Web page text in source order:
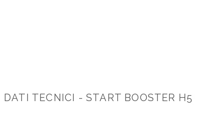
DATI TECNICI - START BOOSTER H5